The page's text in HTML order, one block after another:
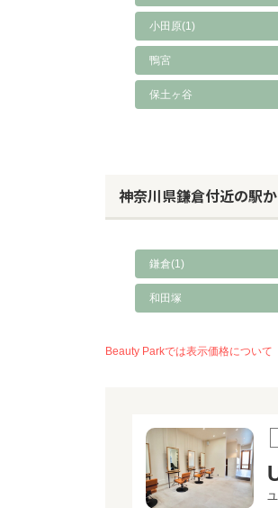
小田原(1)
鴨宮
保土ヶ谷
神奈川県鎌倉付近の駅
鎌倉(1)
和田塚
Beauty Parkでは表示価格について